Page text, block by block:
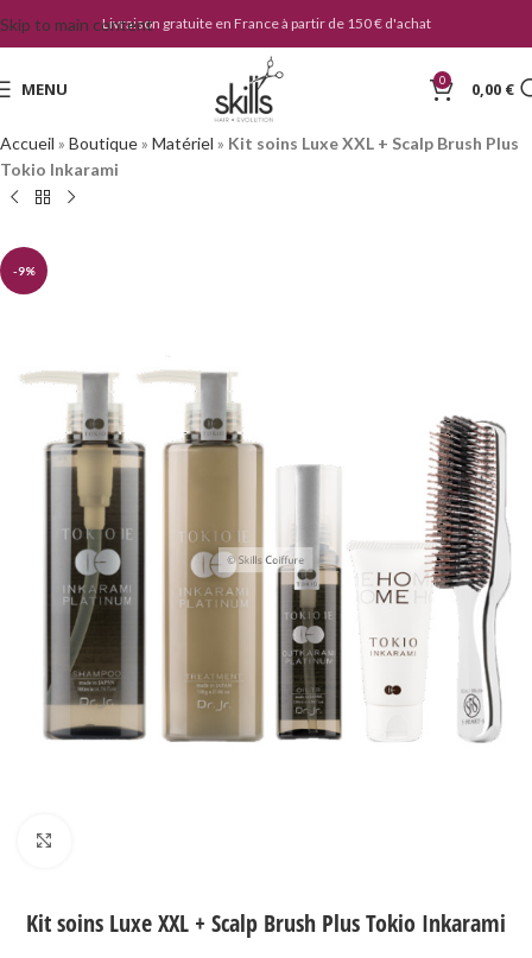
Skip to main contentLivraison gratuite en France à partir de 150 € d'achat
MENU 0 0,00 €
Accueil » Boutique» Matériel » Kit soins Luxe XXL + Scalp Brush Plus
Tokio Inkarami
-9%
Kit soins Luxe XXL + Scalp Brush Plus Tokio Inkarami